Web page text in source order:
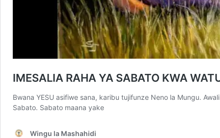
IMESALIA RAHA YA SABATO KWA
Bwana YESU asifiwe sana, karibu tujifunze Neno la Mungu.
Sabato. Sabato maana yake
Wingu la Mashahidi